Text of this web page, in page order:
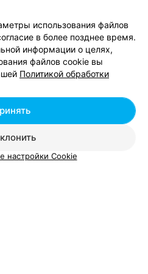
компанию
использования файлов
в более позднее время.
информации о целях,
файлов cookie вы
Политикой обработки
настройки Cookie